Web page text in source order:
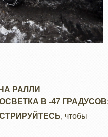
РАЛЛИ
В -47
, чтобы